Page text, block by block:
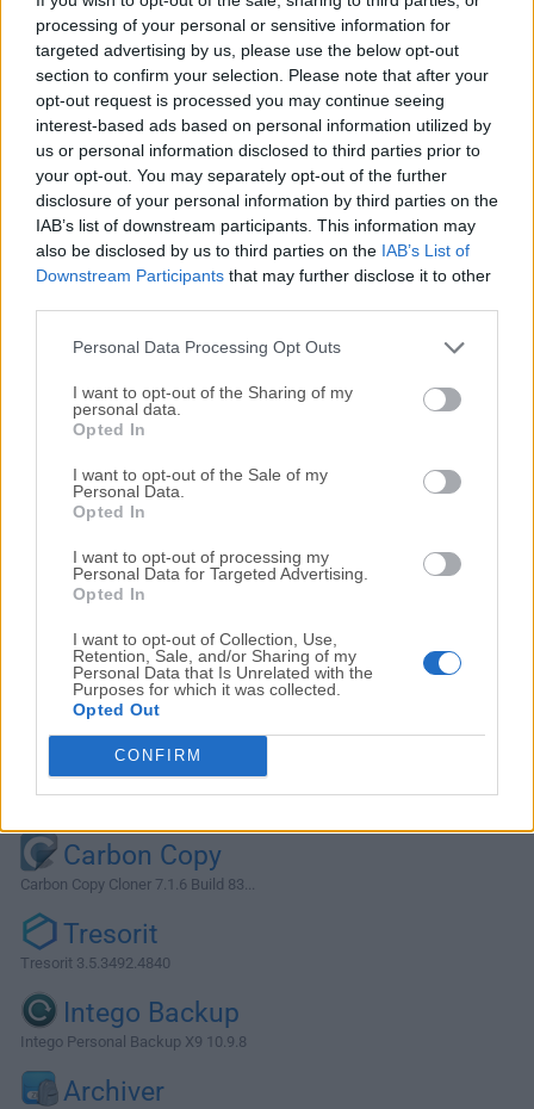
processing of your personal or sensitive information for
targeted advertising by us, please use the below opt-out
section to confirm your selection. Please note that after your
opt-out request is processed you may continue seeing
interest-based ads based on personal information utilized by
us or personal information disclosed to third parties prior to
your opt-out. You may separately opt-out of the further
disclosure of your personal information by third parties on the
IAB’s list of downstream participants. This information may
also be disclosed by us to third parties on the IAB’s List of
Downstream Participants that may further disclose it to other
Personal Data Processing Opt Outs
I want to opt-out of the Sharing of my
personal data.
Opted In
I want to opt-out of the Sale of my
Personal Data.
Opted In
I want to opt-out of processing my
Personal Data for Targeted Advertising.
Opted In
I want to opt-out of Collection, Use,
Retention, Sale, and/or Sharing of my
Personal Data that Is Unrelated with the
Purposes for which it was collected.
Opted Out
CONFIRM
técnico la capacidad de comprimir y extraer archivos en
varios formatos compatibles de forma fácil, rápida y
fiable.Viene como una herramienta independiente que se
puede usar dentro de una sencilla interfaz de usuario de
arrastrar y soltar, y como un servicio en segundo plano
accesible desde una aplicación de Terminal basada en
comandos.Este enfoque altamente versátil lo hace
atractivo tanto para usuarios novatos como
experimentados, especialmente porque es completamente
gratuito.La aplicación es compatible con una amplia gama
de formatos de compresión (incluidos los más populares
Zip y 7Z), aún más formatos de extracci�...
Carbon Copy
Carbon Copy Cloner 7.1.6 Build 83...
Tresorit
Tresorit 3.5.3492.4840
Intego Backup
Intego Personal Backup X9 10.9.8
Archiver